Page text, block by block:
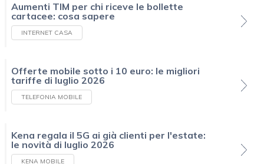
Aumenti TIM per chi riceve le bollette
cartacee: cosa sapere
INTERNET CASA
Offerte mobile sotto i 10 euro: le migliori
tariffe di luglio 2026
TELEFONIA MOBILE
Kena regala il 5G ai già clienti per l'estate:
le novità di luglio 2026
KENA MOBILE